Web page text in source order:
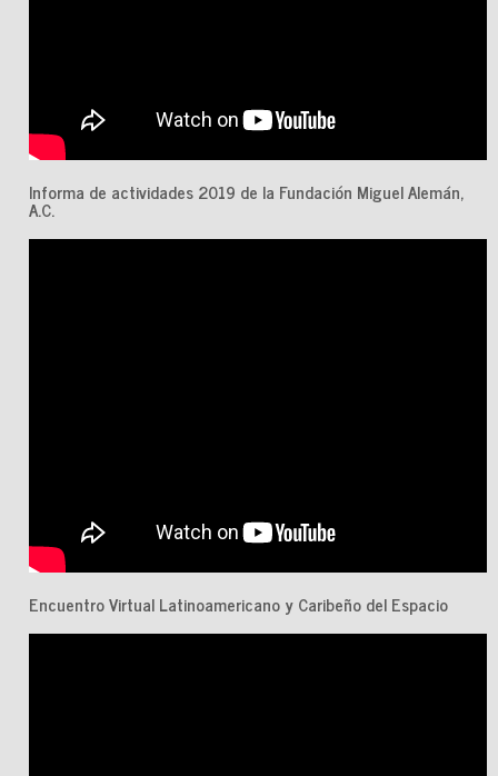
Informa de actividades 2019 de la Fundación Miguel Alemán,
A.C.
Encuentro Virtual Latinoamericano y Caribeño del Espacio